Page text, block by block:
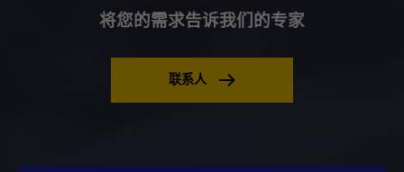
将您的需求告诉我们的专家
联系人